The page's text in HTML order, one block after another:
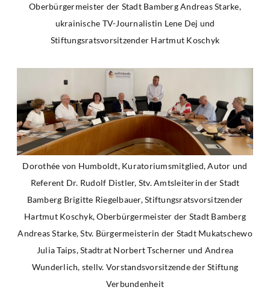
Oberbürgermeister der Stadt Bamberg Andreas Starke,
ukrainische TV-Journalistin Lene Dej und
Stiftungsratsvorsitzender Hartmut Koschyk
Dorothée von Humboldt, Kuratoriumsmitglied, Autor und
Referent Dr. Rudolf Distler, Stv. Amtsleiterin der Stadt
Bamberg Brigitte Riegelbauer, Stiftungsratsvorsitzender
Hartmut Koschyk, Oberbürgermeister der Stadt Bamberg
Andreas Starke, Stv. Bürgermeisterin der Stadt Mukatschewo
Julia Taips, Stadtrat Norbert Tscherner und Andrea
Wunderlich, stellv. Vorstandsvorsitzende der Stiftung
Verbundenheit